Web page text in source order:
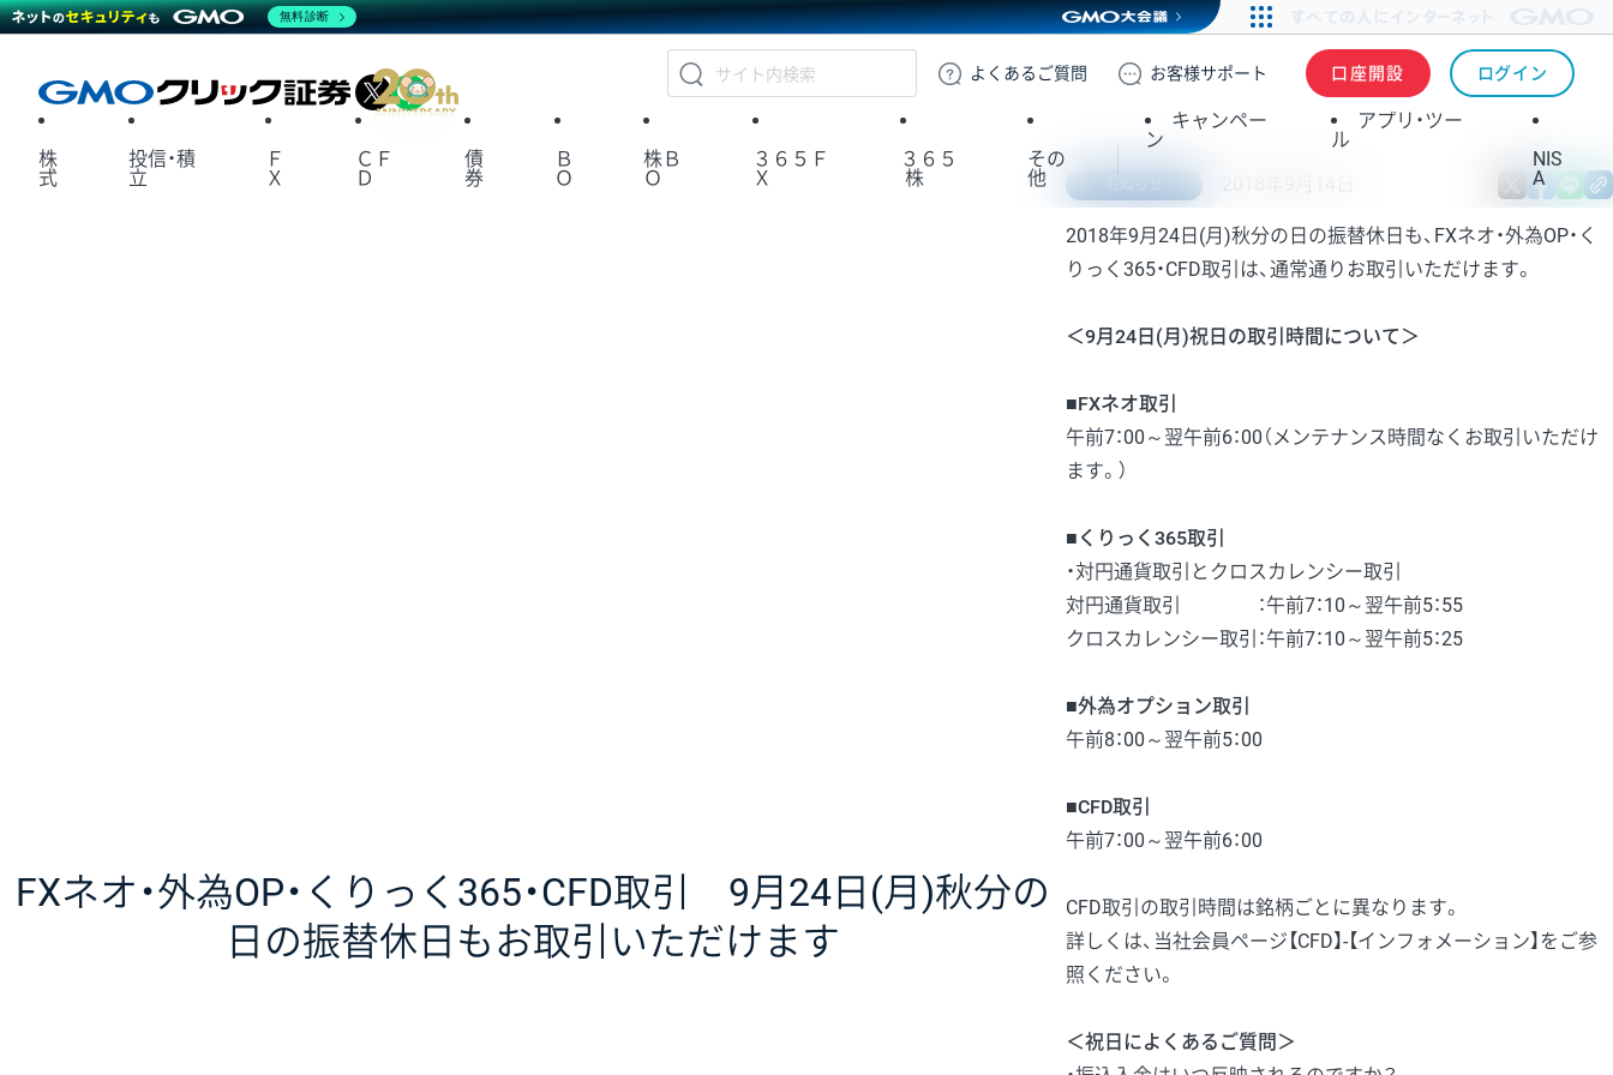
GMOクリック証券
よくある ご質問 お客様サポート 口座開設 ログイン
X
株
式
投信・積
立
Ｆ
Ｘ
ＣＦ
Ｄ
債
券
Ｂ
Ｏ
株Ｂ
Ｏ
３６５Ｆ
Ｘ
３６５
株
その
他
キャンペー
ン
アプリ・ツー
ル
NIS
A
FXネオ・外為OP・くりっく365・CFD取引 9月24日(月)秋分の
日の振替休日もお取引いただけます
X
2018年9月24日(月)秋分の日の振替休日も、FXネオ・外為OP・く
りっく365・CFD取引は、通常通りお取引いただけます。
＜9月24日(月)祝日の取引時間について＞
■FXネオ取引
午前7：00～翌午前6：00（メンテナンス時間なくお取引いただけ
ます。）
■くりっく365取引
・対円通貨取引とクロスカレンシー取引
対円通貨取引 ：午前7：10～翌午前5：55
クロスカレンシー取引：午前7：10～翌午前5：25
■外為オプション取引
午前8：00～翌午前5：00
■CFD取引
午前7：00～翌午前6：00
CFD取引の取引時間は銘柄ごとに異なります。
詳しくは、当社会員ページ【CFD】-【インフォメーション】をご参
照ください。
＜祝日によくあるご質問＞
無料診断